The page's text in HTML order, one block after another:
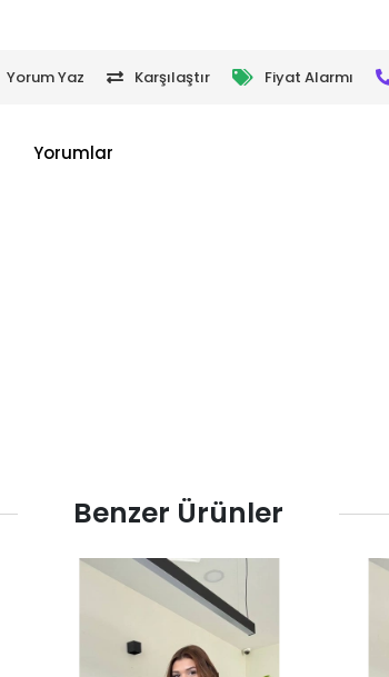
Yorum Yaz Karşılaştır Fiyat Alarmı
Yorumlar
Benzer Ürünler